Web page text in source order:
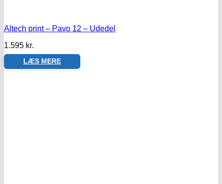
Altech print – Pavo 12 – Udedel
1.595 kr.
LÆS MERE